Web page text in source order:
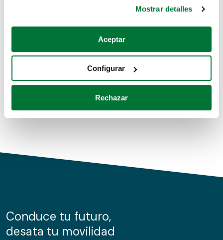
Si lo permite, también quisiéramos:
Recopilar información sobre su ubicación geográfica
Identificar su dispositivo analizándolo activamente
para buscar características específicas (huellas
Obtenga más información sobre cómo se procesan sus
de cookies.
información sobre el uso que haga del sitio web con
nuestros partners de redes sociales, publicidad y análisis
Mostrar detalles
Aceptar
Configurar
Rechazar
Coches de segunda mano
Coches de km0
Conduce tu futuro,
desata tu movilidad